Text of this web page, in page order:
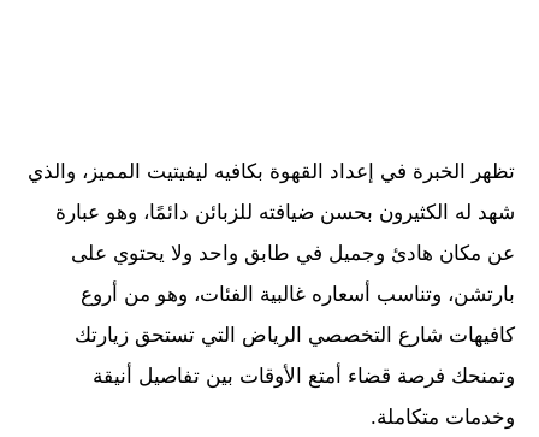
تظهر الخبرة في إعداد القهوة بكافيه ليفيتيت المميز، والذي
شهد له الكثيرون بحسن ضيافته للزبائن دائمًا، وهو عبارة
عن مكان هادئ وجميل في طابق واحد ولا يحتوي على
بارتشن، وتناسب أسعاره غالبية الفئات، وهو من أروع
كافيهات شارع التخصصي الرياض التي تستحق زيارتك
وتمنحك فرصة قضاء أمتع الأوقات بين تفاصيل أنيقة
وخدمات متكاملة.